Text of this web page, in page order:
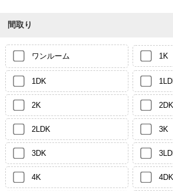
間取り
ワンルーム 1K
1DK
2K 2DK
2LDK 3K
3DK
4K 4DK